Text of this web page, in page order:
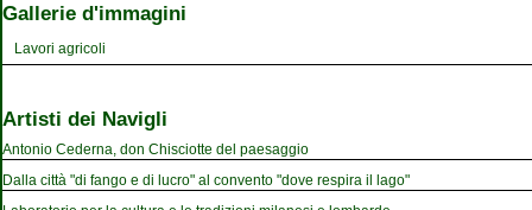
Gallerie d'immagini
Lavori agricoli
Artisti dei Navigli
Antonio Cederna, don Chisciotte del paesaggio
Dalla città "di fango e di lucro" al convento "dove respira il lago"